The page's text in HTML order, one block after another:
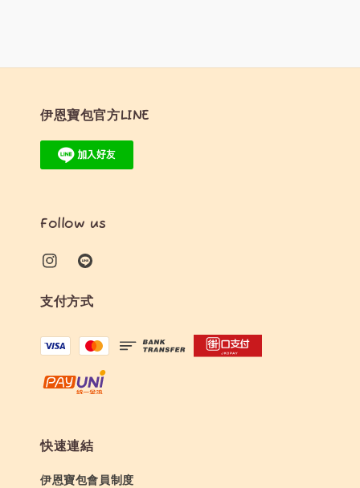
伊恩寶包官方LINE
Follow us
支付方式
快速連結
伊恩寶包會員制度